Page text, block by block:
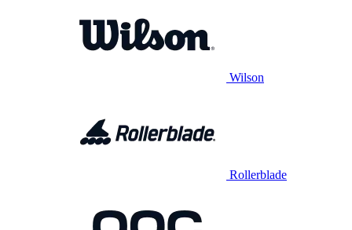
Wilson
Rollerblade